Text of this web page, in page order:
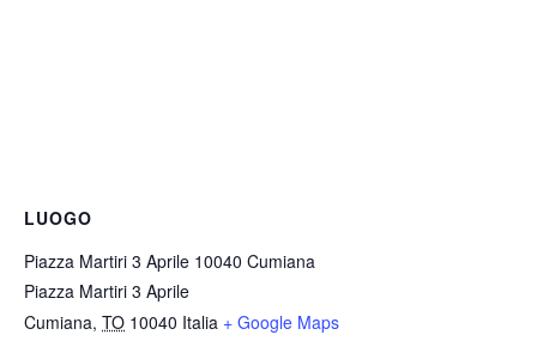
LUOGO
Piazza Martiri 3 Aprile 10040 Cumiana
Piazza Martiri 3 Aprile
Cumiana, TO 10040 Italia + Google Maps